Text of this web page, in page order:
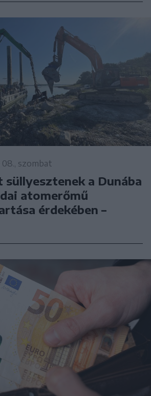
08., szombat
süllyesztenek a Dunába
atomerőmű
érdekében –